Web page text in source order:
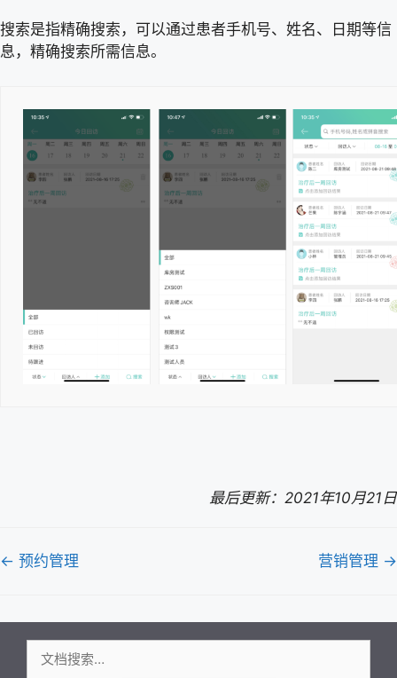
搜索是指精确搜索，可以通过患者手机号、姓名、日期等信
息，精确搜索所需信息。
最后更新：2021年10月21日
文
← 预约管理 营销管理 →
索：